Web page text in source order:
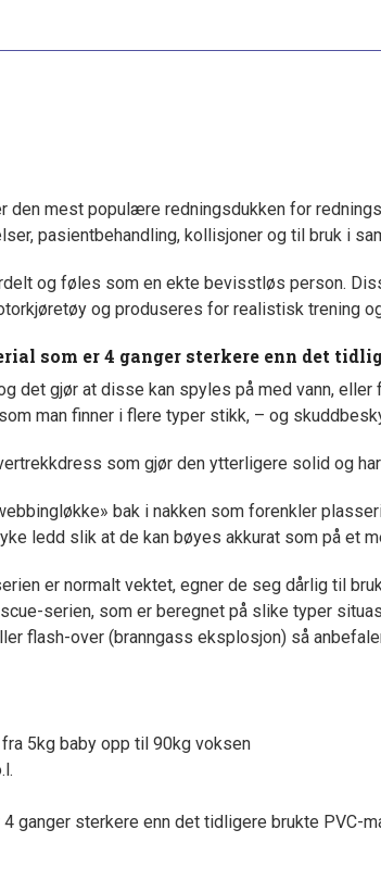
den mest populære redningsdukken for
pasientbehandling, kollisjoner og til bruk i
og føles som en ekte bevisstløs person.
og produseres for realistisk trening
som er 4 ganger sterkere enn det
det gjør at disse kan spyles på med vann,
man finner i flere typer stikk, – og
som gjør den ytterligere solid og
bak i nakken som forenkler
ledd slik at de kan bøyes akkurat som på et
er normalt vektet, egner de seg dårlig til
serien, som er beregnet på slike typer
flash-over (branngass eksplosjon) så
5kg baby opp til 90kg voksen
ganger sterkere enn det tidligere brukte PVC-